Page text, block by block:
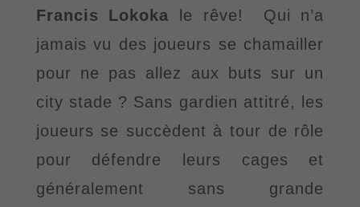
Francis
Lokoka
le rêve! Qui n’a
jamais vu des joueurs se chamailler
pour ne pas allez aux buts sur un
city stade ? Sans gardien attitré, les
joueurs se succèdent à tour de rôle
pour défendre leurs cages et
généralement sans grande